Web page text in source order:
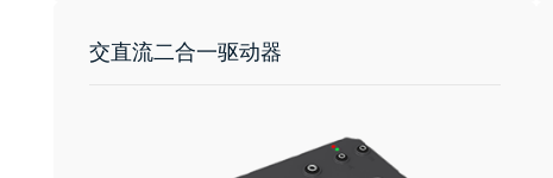
交直流二合一驱动器